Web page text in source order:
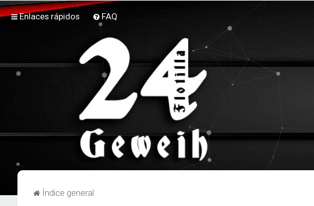
Enlaces rápidos FAQ
Índice general